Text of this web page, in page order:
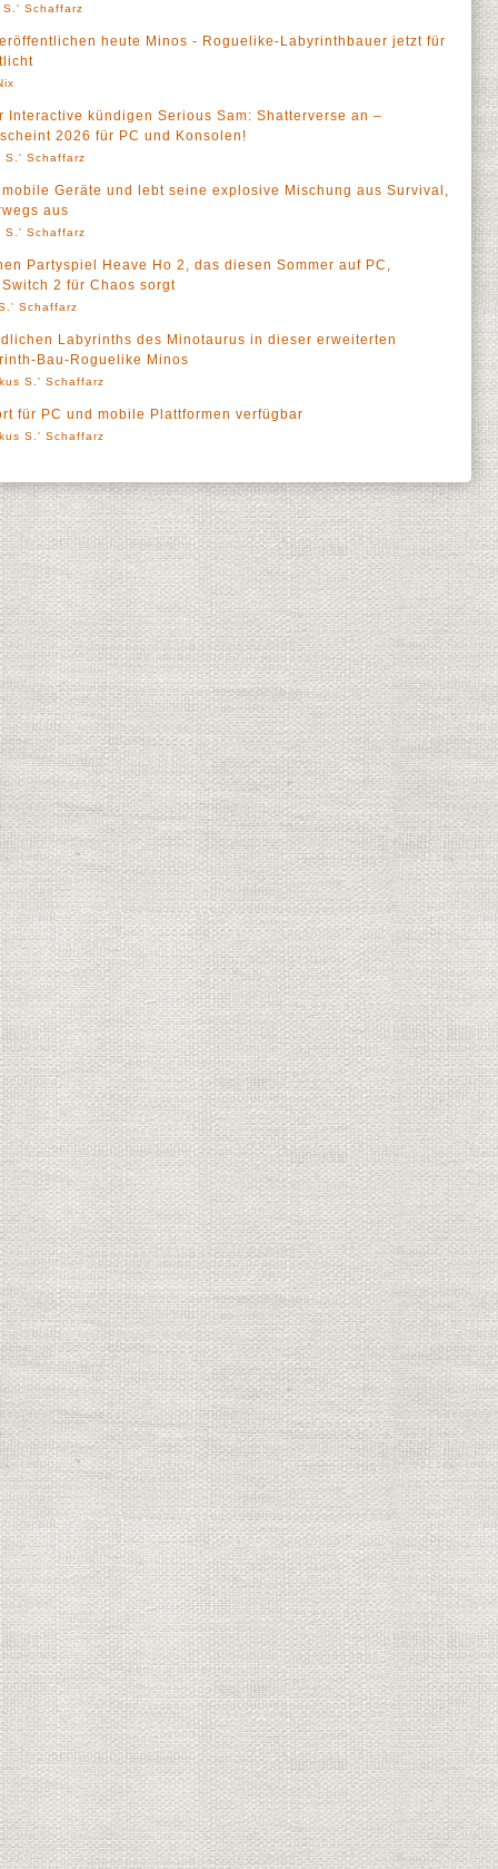
S.' Schaffarz
heute Minos - Roguelike-Labyrinthbauer jetzt für
kündigen Serious Sam: Shatterverse an –
2026 für PC und Konsolen!
S.' Schaffarz
Geräte und lebt seine explosive Mischung aus Survival,
aus
S.' Schaffarz
Partyspiel Heave Ho 2, das diesen Sommer auf PC,
2 für Chaos sorgt
Schaffarz
Labyrinths des Minotaurus in dieser erweiterten
Bau-Roguelike Minos
S.' Schaffarz
für PC und mobile Plattformen verfügbar
S.' Schaffarz